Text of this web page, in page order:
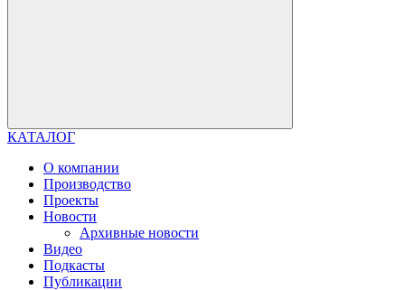
КАТАЛОГ
О компании
Производство
Проекты
Новости
Архивные новости
Видео
Подкасты
Публикации